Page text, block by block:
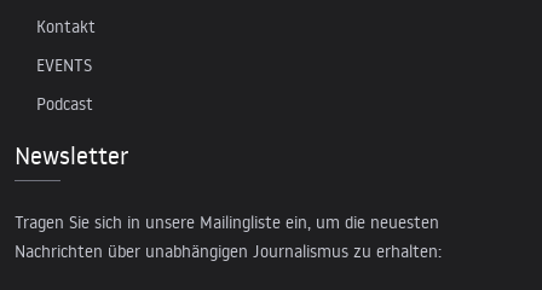
Kontakt
EVENTS
Podcast
Newsletter
Tragen Sie sich in unsere Mailingliste ein, um die neuesten
Nachrichten über unabhängigen Journalismus zu erhalten: